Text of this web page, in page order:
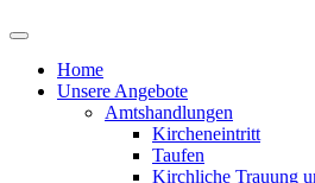
Home
Unsere Angebote
Amtshandlungen
Kircheneintritt
Taufen
Kirchliche Trauung